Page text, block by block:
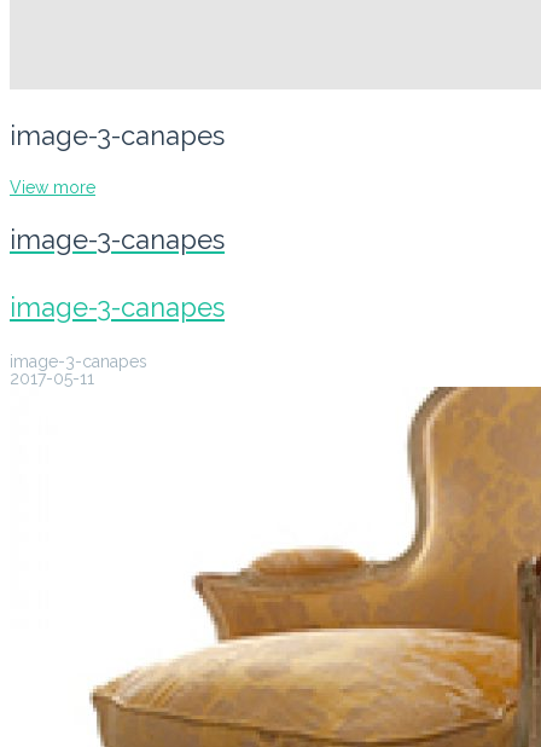
image-3-canapes
View more
image-3-canapes
image-3-canapes
image-3-canapes
2017-05-11